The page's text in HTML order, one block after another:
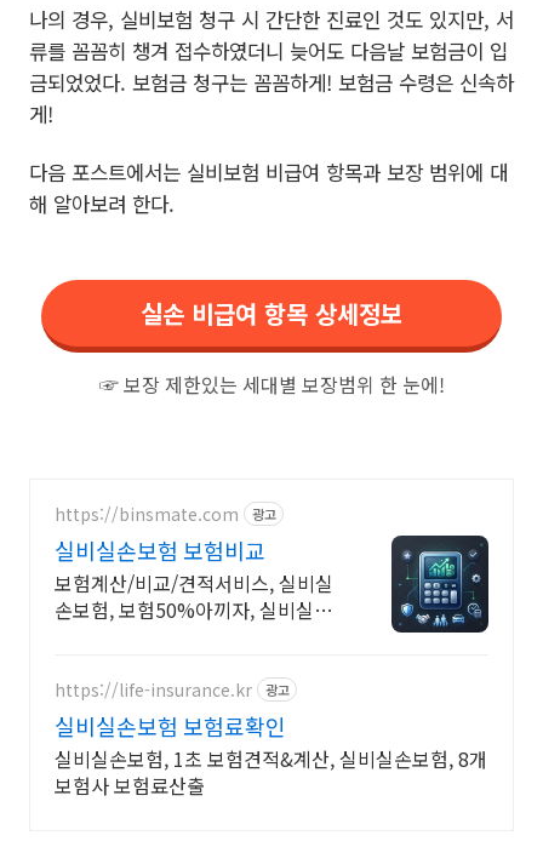
나의 경우, 실비보험 청구 시 간단한 진료인 것도 있지만, 서
류를 꼼꼼히 챙겨 접수하였더니 늦어도 다음날 보험금이 입
금되었었다. 보험금 청구는 꼼꼼하게! 보험금 수령은 신속하
게!
다음 포스트에서는 실비보험 비급여 항목과 보장 범위에 대
해 알아보려 한다.
실손 비급여 항목 상세정보
☞ 보장 제한있는 세대별 보장범위 한 눈에!
https://binsmate.com 광고
실비실손보험 보험비교
보험계산/비교/견적서비스, 실비실
손보험, 보험50%아끼자, 실비실손
먼저!
https://life-insurance.kr 광고
실비실손보험 보험료확인
실비실손보험, 1초 보험견적&계산, 실비실손보험, 8개
보험사 보험료산출